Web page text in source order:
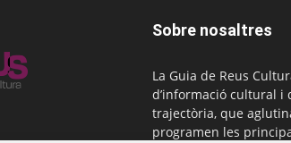
Sobre nosaltres
La Guia de Reus
d’informació cultural i
trajectòria, que
programen les